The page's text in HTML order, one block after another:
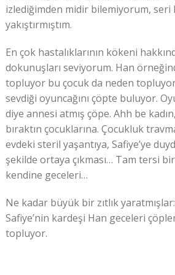
izlediğimden midir bilemiyorum, seri
yakıştırmıştım.
En çok hastalıklarının kökeni
dokunuşları seviyorum. Han
topluyor bu çocuk da neden
sevdiği oyuncağını çöpte buluyor.
diye annesi atmış çöpe. Ahh be
bıraktın çocuklarına. Çocukluk
evdeki steril yaşantıya, Safiye’ye
şekilde ortaya çıkması… Tam tersi
kendine geceleri…
Ne kadar büyük bir zıtlık
Safiye’nin kardeşi Han geceleri
topluyor.